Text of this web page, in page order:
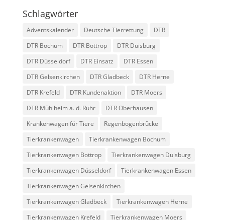
Schlagwörter
Adventskalender Deutsche Tierrettung
DTR
DTR Bochum
DTR Bottrop
DTR Duisburg
DTR Düsseldorf
DTR Einsatz
DTR Essen
DTR Gelsenkirchen
DTR Gladbeck
DTR Herne
DTR Krefeld
DTR Kundenaktion
DTR Moers
DTR Mühlheim a. d. Ruhr
DTR Oberhausen
Krankenwagen für Tiere
Regenbogenbrücke
Tierkrankenwagen
Tierkrankenwagen Bochum
Tierkrankenwagen Bottrop
Tierkrankenwagen Duisburg
Tierkrankenwagen Düsseldorf
Tierkrankenwagen Essen
Tierkrankenwagen Gelsenkirchen
Tierkrankenwagen Gladbeck
Tierkrankenwagen Herne
Tierkrankenwagen Krefeld
Tierkrankenwagen Moers